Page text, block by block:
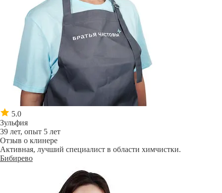
5.0
Зульфия
39 лет, опыт 5 лет
Отзыв о клинере
Активная, лучший специалист в области химчистки.
Бибирево